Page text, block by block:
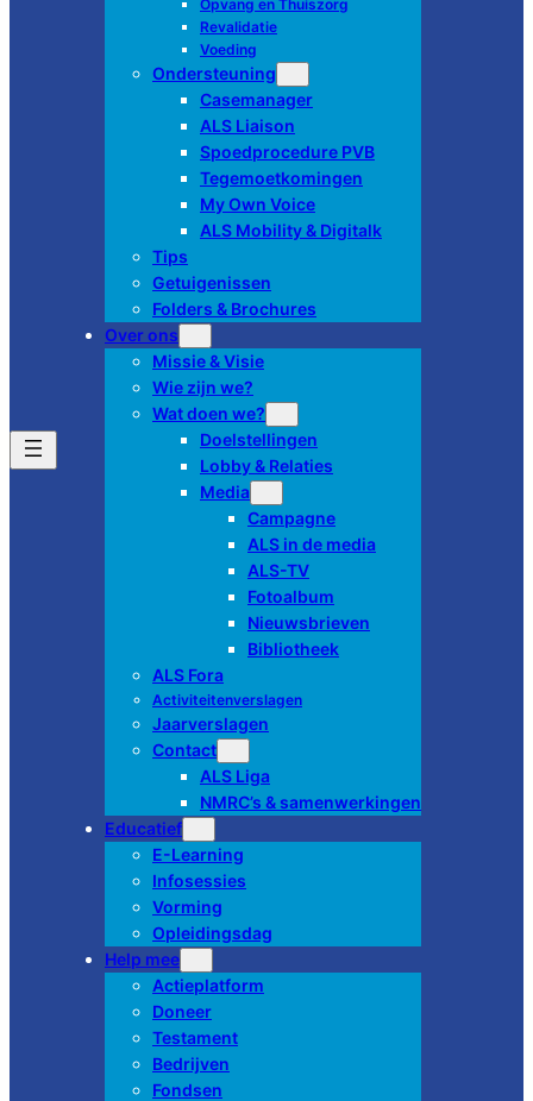
Opvang en Thuiszorg
Revalidatie
Voeding
Ondersteuning
Casemanager
ALS Liaison
Spoedprocedure PVB
Tegemoetkomingen
My Own Voice
ALS Mobility & Digitalk
Tips
Getuigenissen
Folders & Brochures
Over ons
Missie & Visie
Wie zijn we?
Wat doen we?
Doelstellingen
Lobby & Relaties
Media
Campagne
ALS in de media
ALS-TV
Fotoalbum
Nieuwsbrieven
Bibliotheek
ALS Fora
Activiteitenverslagen
Jaarverslagen
Contact
ALS Liga
NMRC’s & samenwerkingen
Educatief
E-Learning
Infosessies
Vorming
Opleidingsdag
Help mee
Actieplatform
Doneer
Testament
Bedrijven
Fondsen